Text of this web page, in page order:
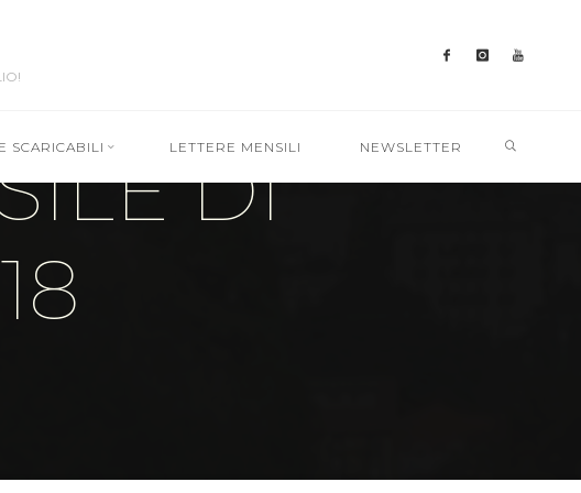
SCARICABILI LETTERE MENSILI NEWSLETTER
DI